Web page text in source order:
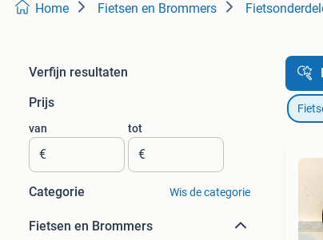
Home Fietsen en Brommers
Verfijn resultaten
Prijs
van
€
tot
€
Categorie Wis de categorie
Fietsen en Brommers